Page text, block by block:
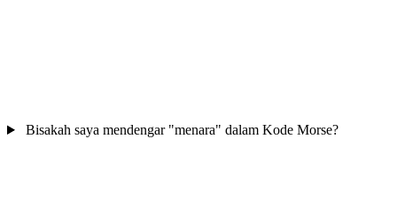
Bisakah saya mendengar "menara" dalam Kode Morse?